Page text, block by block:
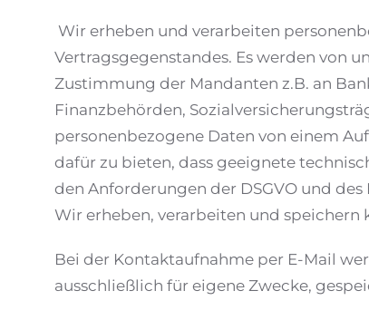
Wir erheben und verarbeiten
Vertragsgegenstandes. Es werden von
Zustimmung der Mandanten z.B. an
Finanzbehörden,
personenbezogene Daten von einem
dafür zu bieten, dass geeignete
den Anforderungen der DSGVO und
Wir erheben, verarbeiten und speichern
Bei der Kontaktaufnahme per E-Mail
ausschließlich für eigene Zwecke,